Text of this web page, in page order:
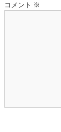
シ
コメント ※